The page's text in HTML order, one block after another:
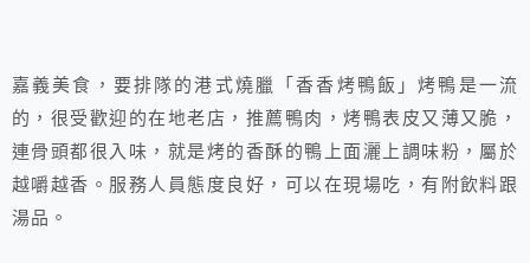
嘉義美食，要排隊的港式燒臘「香香烤鴨飯」烤鴨是一流
的，很受歡迎的在地老店，推薦鴨肉，烤鴨表皮又薄又脆，
連骨頭都很入味，就是烤的香酥的鴨上面灑上調味粉，屬於
越嚼越香。服務人員態度良好，可以在現場吃，有附飲料跟
湯品。